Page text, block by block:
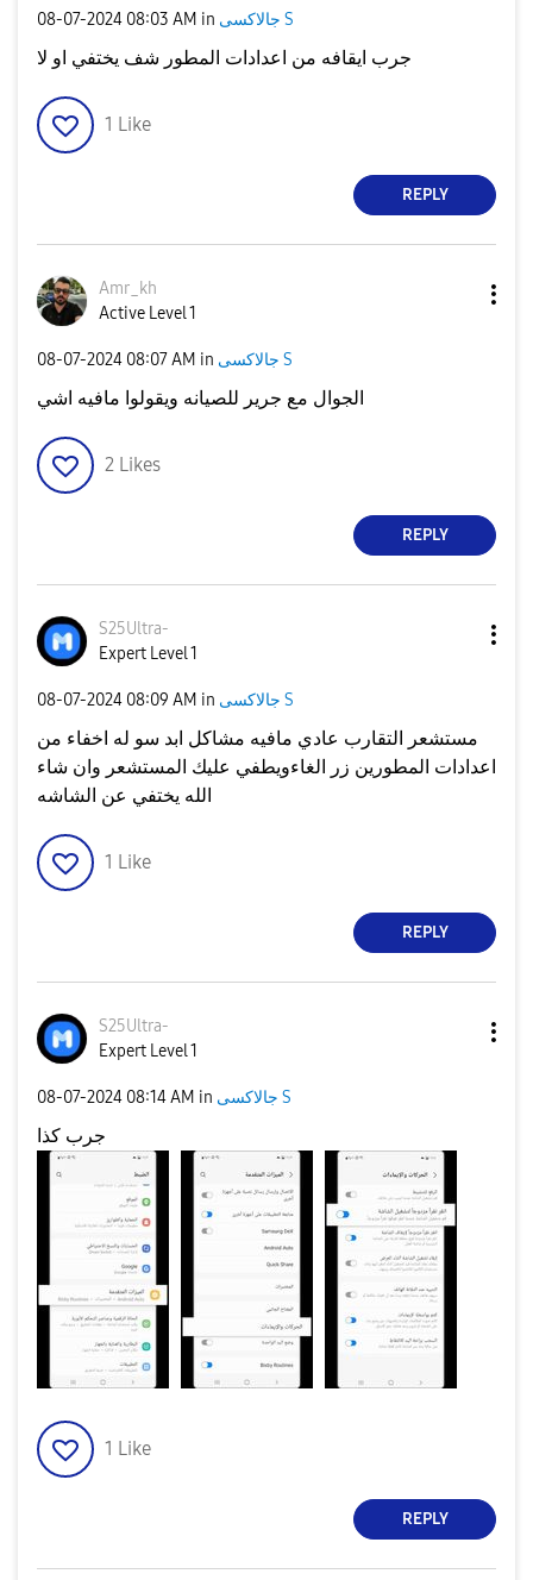
‎08-07-2024 08:03 AM in جالاكسى S
جرب ايقافه من اعدادات المطور شف يختفي او لا
1 Like
REPLY
Amr_kh
Active Level 1
‎08-07-2024 08:07 AM in جالاكسى S
الجوال مع جرير للصيانه ويقولوا مافيه اشي
2 Likes
REPLY
S25Ultra-
Expert Level 1
‎08-07-2024 08:09 AM in جالاكسى S
مستشعر التقارب عادي مافيه مشاكل ابد سو له اخفاء من
اعدادات المطورين زر الغاءويطفي عليك المستشعر وان شاء
الله يختفي عن الشاشه
1 Like
REPLY
S25Ultra-
Expert Level 1
‎08-07-2024 08:14 AM in جالاكسى S
جرب كذا
1 Like
REPLY